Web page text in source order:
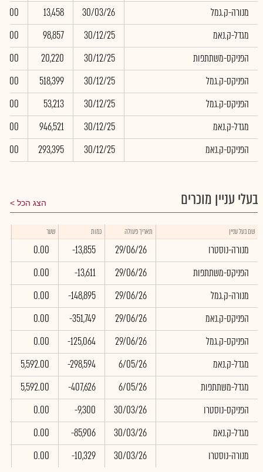
מנורה-ק.גמל
30/03/26
13,458
0.00
מגדל-ק.נאמ
30/12/25
98,857
0.00
הפניקס-משתתפות
30/12/25
20,220
0.00
הפניקס-ק.גמל
30/12/25
518,399
0.00
הפניקס-ק.גמל
30/12/25
53,213
0.00
מגדל-ק.נאמ
30/12/25
946,521
0.00
הפניקס-ק.נאמ
30/12/25
293,395
0.00
בעלי עניין מוכרים הצג הכל
שם בעל עניין תאריך פעולה כמות שער
מנורה-נוסטרו 29/06/26
-13,855
0.00
הפניקס-משתתפות
29/06/26
-13,611
0.00
מנורה-ק.גמל
29/06/26
-148,895
0.00
הפניקס-ק.נאמ
29/06/26
-351,749
0.00
הפניקס-ק.גמל
29/06/26
-125,064
0.00
מגדל-ק.נאמ
6/05/26
-298,594
5,592.00
מגדל-משתתפות
6/05/26
-407,626
5,592.00
הפניקס-נוסטרו
30/03/26
-9,300
0.00
מגדל-ק.נאמ
30/03/26
-85,906
0.00
מנורה-נוסטרו
30/03/26
-10,329
0.00